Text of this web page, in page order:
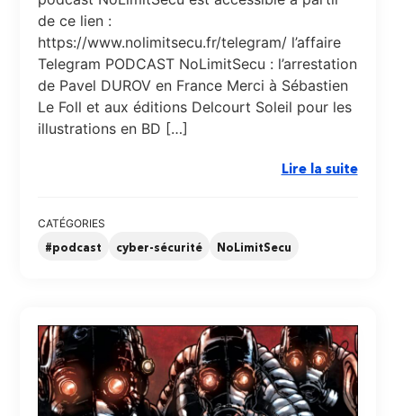
de ce lien :
https://www.nolimitsecu.fr/telegram/ l’affaire
Telegram PODCAST NoLimitSecu : l’arrestation
de Pavel DUROV en France Merci à Sébastien
Le Foll et aux éditions Delcourt Soleil pour les
illustrations en BD […]
Lire la suite
CATÉGORIES
#podcast
cyber-sécurité NoLimitSecu